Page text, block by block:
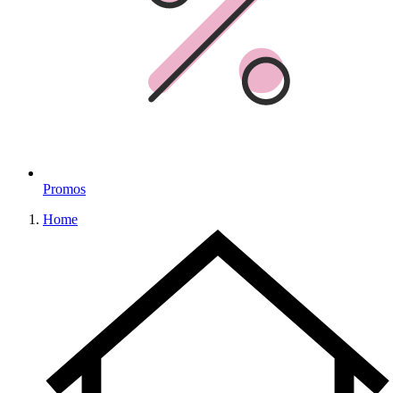
Promos
Home